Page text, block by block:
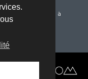
de 08h00 à